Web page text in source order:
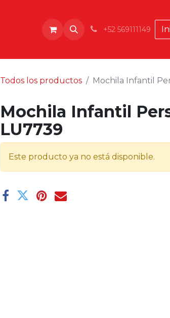
+52 569111149
Todos los productos Mochila Infantil
Mochila Infantil
LU7739
Este producto ya no está disponible.